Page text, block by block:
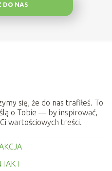
DO NAS
się, że do nas trafiłeś. To
o Tobie — by inspirować,
wartościowych treści.